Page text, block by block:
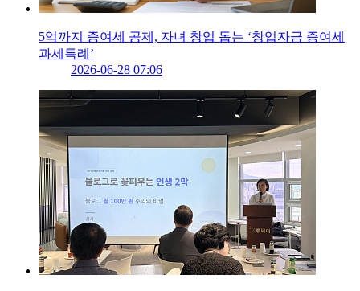
5억까지 증여세 공제, 자녀 창업 돕는 ‘창업자금 증여세
과세특례’
2026-06-28 07:06